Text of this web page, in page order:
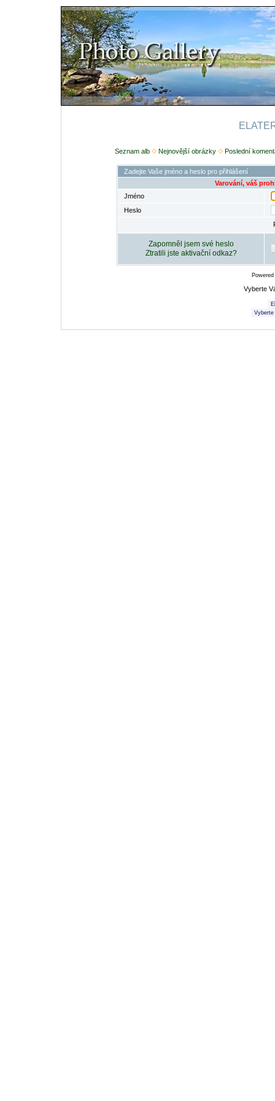
Seznam alb Nejnovější obrázky Poslední
Zadejte Vaše jméno a heslo pro přihlášení
Varování, váš
Jméno
Heslo
Zapomněl jsem své heslo
Ztratili jste aktivační odkaz?
Vyberte